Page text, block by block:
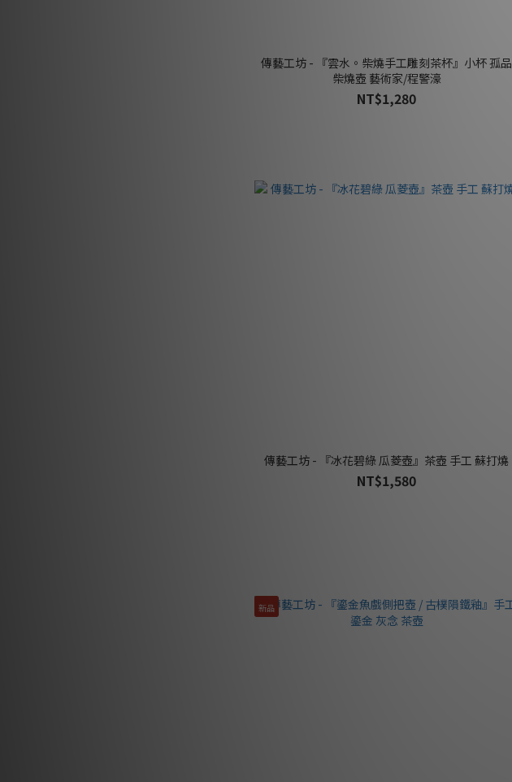
傳藝工坊 - 『雲水。柴燒手工雕刻茶杯』小杯 孤品
柴燒壺 藝術家/程警濠
NT$1,280
傳藝工坊 - 『冰花碧綠 瓜菱壺』茶壺 手工 蘇打燒
NT$1,580
新品